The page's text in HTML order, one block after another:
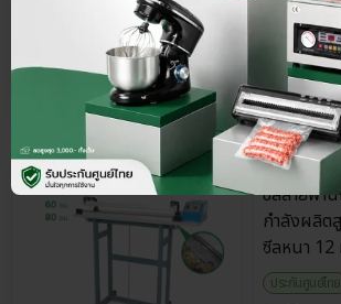
Select Size
ประกันศูนย์ไทย